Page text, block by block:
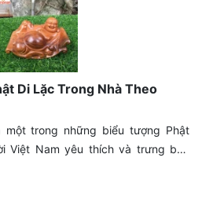
Di Lặc Trong Nhà Theo
một trong những biểu tượng Phật
Việt Nam yêu thích và trưng bày
biết đến với nụ cười hiền hậu,
cho sự an lạc, hạnh phúc và may